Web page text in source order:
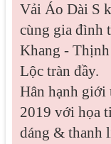
Vải Áo Dài S
cùng gia đình
Khang -
Lộc tràn đầy.
Hân hạnh giới
2019 với họa
dáng & thanh